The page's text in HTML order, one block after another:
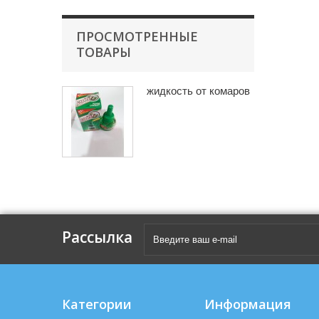
ПРОСМОТРЕННЫЕ
ТОВАРЫ
жидкость от комаров
Рассылка
Категории Информация